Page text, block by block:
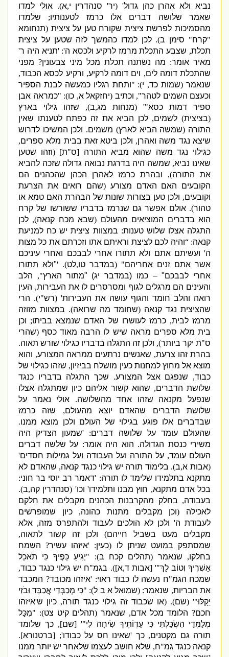
נביא ולא אהרן כהן גדול' (יר'סנהדרין י, א).אולי למדו
שאמר שלושה דברים אלו כרמז לטענותיו; שלמדו
מהסמיכות לפרשת ציצית שקורח טען על ציצית(תנחומא
קרח"סימן ב ).לכן למדו כהמשך לזה שטען על ציצית
תכלת,שצבע התכלת מרמז לרקיע ולכסא ה': 'תניא היה ר
מאיר אומר:מה נשתנה תכלת מכל מיני צבעונין?מפני
שהתכלת דומה לים,וים דומה לרקיע,ורקיע לכסא הכבוד,
שנאמר(שמות כד,י):
"ותחת רגליו כמעשה לבנת הספיר
וכעצם השמים לטהר",וכתיב(יחזקאל א,כו )
: "כמראה אבן
ספיר דמות כסא"' ( מנחות מג,ב),שזהו גילוי בארץ
בציצית)לשמים,לכן הביא את זה כפתח לטענתו שאין
התורה(שמשה הביא לארץ)משמים.ולכן המשיכו לדרוש
שיצא נגד משה ואהרן,ולכן ביטא זאת בבית מלא ספרים,
כגילוי נגד משה שהוא מביא התורה[ס"ת] (וזהו שטען
שאינו נביא,שמשה היה בדרגת נבואה גדולה שזכה להביא
את התורה),ובהרת כרמז לאהרן הכהן שהכהנים הם
הקובעים האם האדם מצורע(שהם רואים את הצרעת
וקובעים,ולכן טען בצורות שונות של הבהרת האם טמא או
טהור).אולם אפשר גם שנרמז בדבריו ששורשו של קרח
הוא בדברים המוציאים מהעולם(שבא מכח קנאה),לכן
התגלה אצלו שלוש טענות:במצוות ציצית יש כח למניעת
קנאה: “והיה לכם לציצת וראיתם אתו וזכרתם את כל מצות
'ועשיתם אתם ולא תתורו אחרי לבבכם ואחרי עיניכם
אשר אתם זנים אחריהם" (במדבר טו ,לט). '
" ולא תתורו
אחרי לבבכם" –כמו( במדבר יג ) " מתור הארץ",הלב
והעינים הם מרגלים לגוף ומסרסרים לו את העבירות,העין
רואה והלב חומד והגוף עושה את העבירות' (רש"י).הרי
שהציצית נגד קנאה(שחומד מה שרואה).במצוות מזוזה
מרמז לבית,כרמז לעושרו של האדם שנמצא בביתו;וכן
בית מלא ספרים מראה שיש לו הרבה מאוד כסף(שהרי
"ת יקר ביותר),ולכן זה התגלה בדבריו כגילוי שורש תאוה.
בהרת זהו צרעת,שאנשים נרתעים ממראה המצורע,והוא
מוצא אל מחוץ למחנות כעין מושלח בביזיון,שזהו כגילוי של
כבוד,שנפגם אצל המצורע.שכך התגלה בדבריו כנגד
שלושת הדברים,שהוא קשור אליהם כיון שמתגלה אצלו
שנפעל מקנאה שזהו אחד מהשלושה.אולי נאמר על
שלושת הדברים שהאדם יוצא מהעולם,שזה כרמז
שבדברים אלו פוגע בגילוי של העולם ולכן מוצא ממנו.
שהעולם עומד על שלושה דברים: 'שמעון הצדיקהיה
משירי כנסת הגדולה. הוא היה אומר: על שלשה דברים
העולם עומד,על התורה ועל העבודה ועל גמילות חסדים'
אבות א, ב).בלימוד תורה יש גילוי כנגד קנאה,שהאדם לא
מתקנא בתלמידו שלימד לו תורה: 'דאמר רב יוסי בר חוני:
בכל אדם מתקנא,חוץ מבנו ותלמידו'וכו' (סנהדרין קה,ב).
בעבודה,בחלק מהקרבנות הכהנים מקבלים את חלקם
לאכילה( וכן מקבלים מתנות כהונה,כיון שמופרשים
לעבודת ה 'ולכן לא הולכים לעבוד ולהתפרס מזה,אלא
מקבלים מעט בשביל חייהם)ולכן זה קשור לתאוה,
שמסתפק במועט שניתן לו( כעין: 'איזהו עשיר?השמח
בחלקו,שנאמר (תהלים קכח ב ): "
יְגִיעַ כַּפֶּיךָ כִּי תֹאכֵל
אַשְׁרֶיךָ וְטוֹב לָךְ"' [אבות ד, א]).בגמ"ח יש גילוי כנגד כבוד,
שמכח הגמ"ח נעשה לו כבוד ראוי: 'איזהו מכובד?המכבד
את הבריות,שנאמר: (שמואל א ב ל): "כִּי מְכַבְּדַי אֲכַבֵּד וּבֹזַי
יֵקָלּוּ"' (שם). (או שכבוד זה גילוי כנגד תורה,כיון ש איזהו
חכם?הלומד מכל אדם,שנאמר (תהלים קיט צט): " מִכָּל
מְלַמְּדַי הִשְׂכַּלְתִּי כִּי עֵדְו‍ֹתֶיךָ שִׂיחָה לִי "' [שם],כך שלומד
תורה גם מקטנים,כך'שאינו חס על כבודו'; [ברטנורא].
קנאה כנגד גמ"ח,שלא חושב לעצמו שלאחר יש יותר ממנו